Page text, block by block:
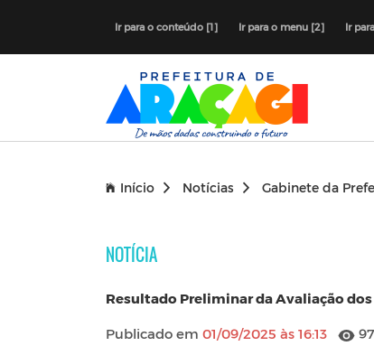
Ir para o conteúdo [1] Ir para o menu [2] Ir
Início Notícias Gabinete da
NOTÍCIA
Resultado Preliminar da Avaliação
Publicado em 01/09/2025 às 16:13